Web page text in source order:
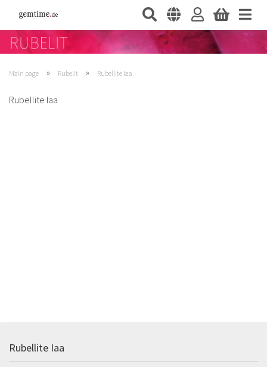
Main page » Rubelit » Rubellite Iaa
Rubellite Iaa
Rubellite Iaa